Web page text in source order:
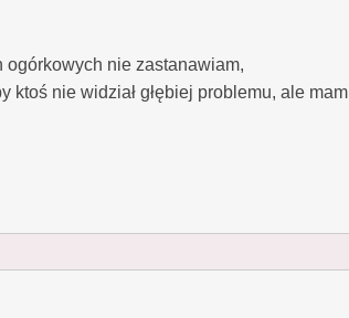
nie zastanawiam,
ktoś nie widział głębiej problemu, ale mam